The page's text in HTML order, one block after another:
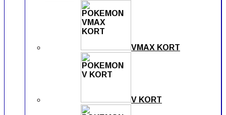
VMAX KORT
V KORT